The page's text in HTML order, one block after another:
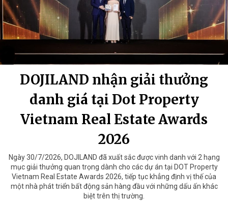
DOJILAND nhận giải thưởng
danh giá tại Dot Property
Vietnam Real Estate Awards
2026
Ngày 30/7/2026, DOJILAND đã xuất sắc được vinh danh với 2 hạng
mục giải thưởng quan trọng dành cho các dự án tại DOT Property
Vietnam Real Estate Awards 2026, tiếp tục khẳng định vị thế của
một nhà phát triển bất động sản hàng đầu với những dấu ấn khác
biệt trên thị trường.